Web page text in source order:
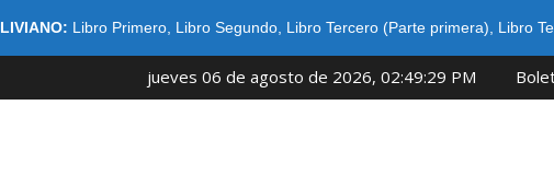
Libro Primero, Libro Segundo, Libro Tercero (Parte primera) Libro
jueves 06 de agosto de 2026, 02:49:29 PM